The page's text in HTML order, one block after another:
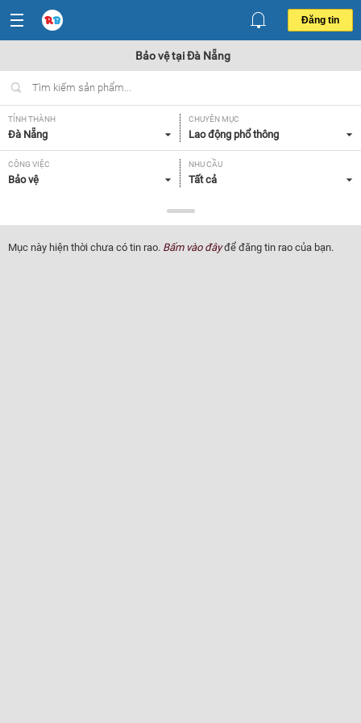
Đăng tin
Bảo vệ tại Đà Nẵng
TỈNH THÀNH
Đà Nẵng
CHUYÊN MỤC
Lao động phổ thông
CÔNG VIỆC
Bảo vệ
NHU CẦU
Tất cả
Toàn thời gian
Mục này hiện thời chưa có tin rao. Bấm vào đâyđể đăng tin rao của bạn.